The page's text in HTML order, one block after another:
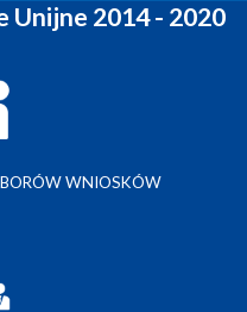
Unijne 2014 - 2020
WNIOSKÓW